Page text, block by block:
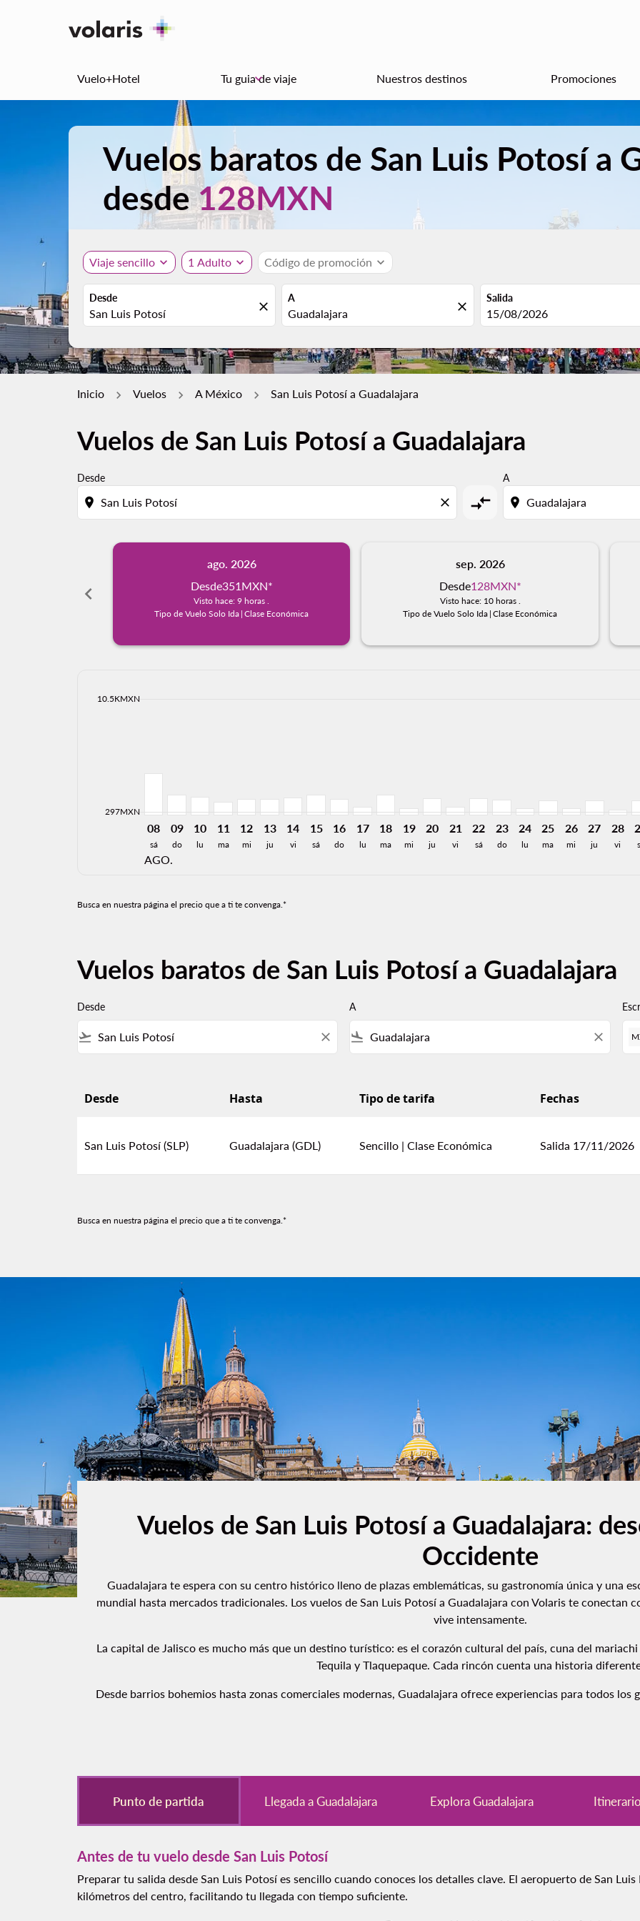
Vuelo+Hotel Tu guia de viaje
keyboard_arrow_down Nuestros destinos Promociones
Vuelos baratos de San Luis Potosí a
desde128MXN
Viaje sencillo expand_more 1 Adulto expand_more Código de promoción expand_more
Desde
close
A
close
Salida
fc-booking-departure-date-
15/08/2026
Inicio Vuelos A México San Luis Potosí a Guadalajara
Vuelos de San Luis Potosí a Guadalajara
Desde
location_on close compare_arrows
A
location_on
chevron_left
ago. 2026
Desde351MXN*
Visto hace: 9 horas .
Tipo de Vuelo Solo Ida | Clase Económica
sep. 2026
Desde128MXN*
Visto hace: 10 horas .
Tipo de Vuelo Solo Ida | Clase Económica
297MXN cmp-daily-histogram-bars-legend-min-price-aria-label 297MXN
10.5KMXN
08
sá
AGO.
09
do
10
lu
11
ma
12
mi
13
ju
14
vi
15
sá
16
do
17
lu
18
ma
19
mi
20
ju
21
vi
22
sá
SLP–GDL, 23/08/2026:
23
do
SLP–GDL, 24/08/2026:
24
lu
SLP–GDL, 25/08/
25
ma
SLP–GDL,
26
mi
27
ju
28
vi
Busca en nuestra página el precio que a ti te convenga.*
Vuelos baratos de San Luis Potosí a Guadalajara
Desde
flight_takeoff close
A
flight_land close
Desde Hasta Tipo de tarifa Fechas
San Luis Potosí (SLP) Guadalajara (GDL) Sencillo | Clase Económica Salida 17/11/2026
Busca en nuestra página el precio que a ti te convenga.*
Vuelos de San Luis Potosí a Guadalajara:
Occidente
Guadalajara te espera con su centro histórico lleno de plazas emblemáticas, su gastronomía única y una
mundial hasta mercados tradicionales. Los vuelos de San Luis Potosí a Guadalajara con Volaris te conectan
vive intensamente.
La capital de Jalisco es mucho más que un destino turístico: es el corazón cultural del país, cuna del
Tequila y Tlaquepaque. Cada rincón cuenta una historia
Desde barrios bohemios hasta zonas comerciales modernas, Guadalajara ofrece experiencias para todos
Punto de partida Llegada a Guadalajara Explora Guadalajara
Antes de tu vuelo desde San Luis Potosí
Preparar tu salida desde San Luis Potosí es sencillo cuando conoces los detalles clave. El aeropuerto de San
kilómetros del centro, facilitando tu llegada con tiempo suficiente.